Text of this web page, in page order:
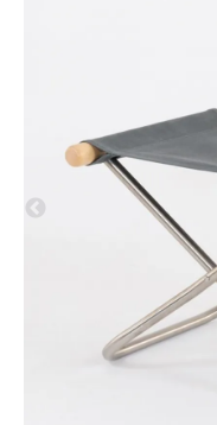
ポイントについて
配送料について
ラッピングについて
メールマガジン
Instagram